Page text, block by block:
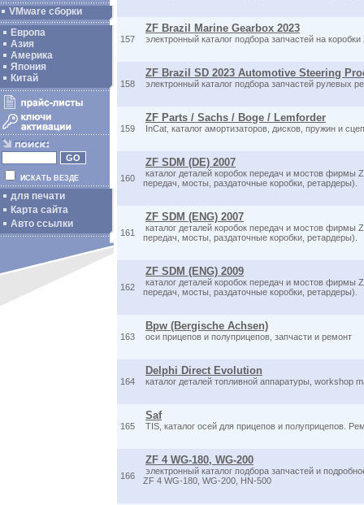
VMware сборки
Европа
Азия
Америка
Япония
Китай
ИСКАТЬ ВЕЗДЕ
для печати
Карта сайта
Авто ссылки
157
ZF Brazil Marine Gearbox 2023
электронный каталог подбора запчастей на
158
ZF Brazil SD 2023 Automotive Steering
электронный каталог подбора запчастей рулевых
159
ZF Parts / Sachs / Boge / Lemforder
InCat, каталог амортизаторов, дисков, пружин и
160
ZF SDM (DE) 2007
каталог деталей коробок передач и мостов фирмы
передач, мосты, раздаточные коробки, ретардеры).
161
ZF SDM (ENG) 2007
каталог деталей коробок передач и мостов фирмы
передач, мосты, раздаточные коробки, ретардеры).
162
ZF SDM (ENG) 2009
каталог деталей коробок передач и мостов фирмы
передач, мосты, раздаточные коробки, ретардеры).
163
Bpw (Bergische Achsen)
оси прицепов и полуприцепов, запчасти и ремонт
164
Delphi Direct Evolution
каталог деталей топливной аппаратуры, workshop
165
Saf
TIS, каталог осей для прицепов и полуприцепов.
166
ZF 4 WG-180, WG-200
электронный каталог подбора запчастей и
ZF 4 WG-180, WG-200, HN-500